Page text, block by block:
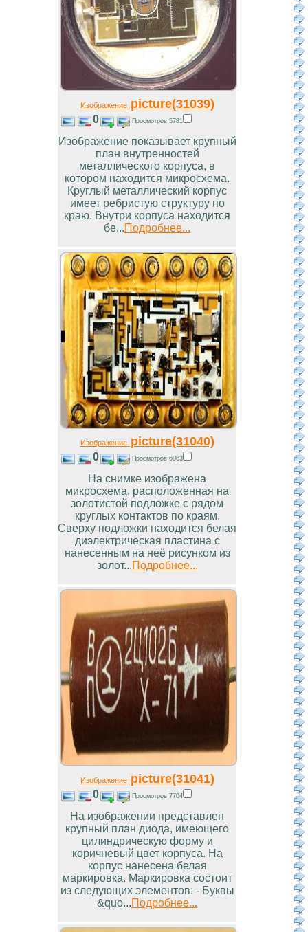
Изображениеpicture(31039)
0 Просмотров 5781
Изображение показывает крупный
план внутренностей
металлического корпуса, в
котором находится микросхема.
Круглый металлический корпус
имеет ребристую структуру по
краю. Внутри корпуса находится
бе...Подробнее...
Изображениеpicture(31040)
0 Просмотров 6063
На снимке изображена
микросхема, расположенная на
золотистой подложке с рядом
круглых контактов по краям.
Сверху подложки находится белая
диэлектрическая пластина с
нанесенным на неё рисунком из
золот...Подробнее...
Изображениеpicture(31041)
0 Просмотров 7704
На изображении представлен
крупный план диода, имеющего
цилиндрическую форму и
коричневый цвет корпуса. На
корпус нанесена белая
маркировка. Маркировка состоит
из следующих элементов: - Буквы
&quo...Подробнее...